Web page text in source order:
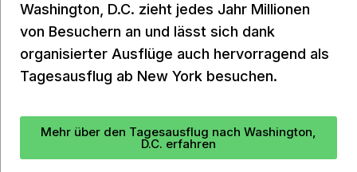
Washington, D.C. zieht jedes Jahr Millionen
von Besuchern an und lässt sich dank
organisierter Ausflüge auch hervorragend als
Tagesausflug ab New York besuchen.
Mehr über den Tagesausflug nach Washington,
D.C. erfahren